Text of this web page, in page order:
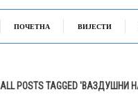
ПОЧЕТНА ВИЈЕСТИ
ALL POSTS TAGGED 'ВАЗДУШНИ